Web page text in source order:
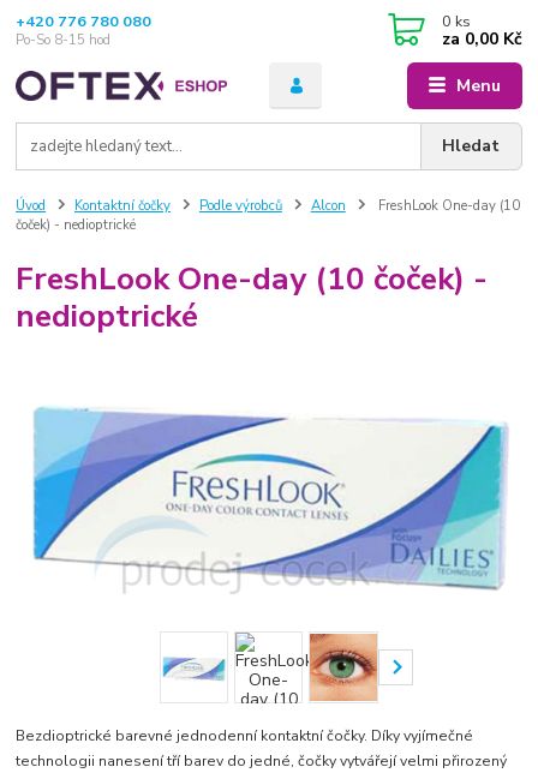
Menu
Hledat
+420 776 780 080
Po-So 8-15 hod
0 ks
za 0,00 Kč
Úvod Kontaktní čočky Podle výrobců Alcon
FreshLook One-day (10
čoček) - nedioptrické
FreshLook One-day (10 čoček) -
nedioptrické
Bezdioptrické barevné jednodenní kontaktní čočky. Díky vyjímečné
technologii nanesení tří barev do jedné, čočky vytvářejí velmi přirozený